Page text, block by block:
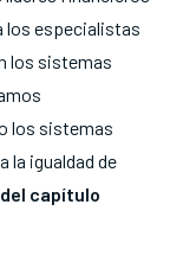
los especialistas
los sistemas
los sistemas
la igualdad de
capítulo